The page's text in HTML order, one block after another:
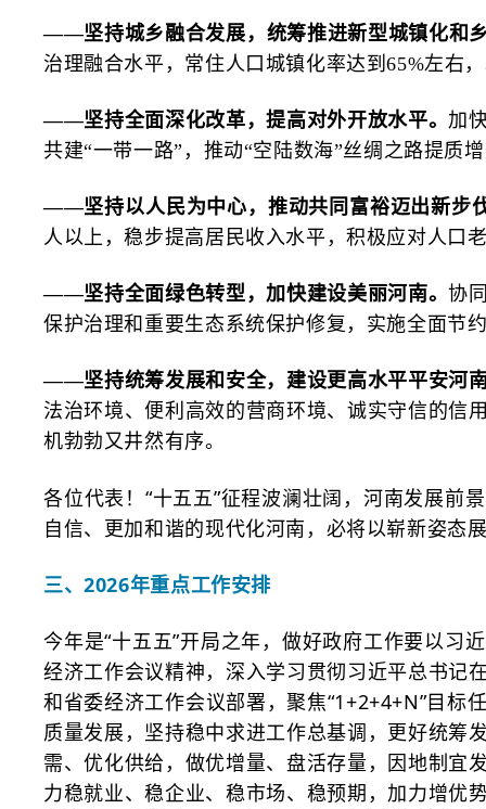
——坚持城乡融合发展，统筹推进新型城镇化和
治理融合水平，常住人口城镇化率达到65%左右
——坚持全面深化改革，提高对外开放水平。 加
共建“一带一路”，推动“空陆数海”丝绸之路提质
——坚持以人民为中心，推动共同富裕迈出新步
人以上，稳步提高居民收入水平，积极应对人口
——坚持全面绿色转型，加快建设美丽河南。协
保护治理和重要生态系统保护修复，实施全面节
——坚持统筹发展和安全，建设更高水平平安河
法治环境、便利高效的营商环境、诚实守信的信
机勃勃又井然有序。
各位代表！ “十五五”征程波澜壮阔，河南发展前
自信、更加和谐的现代化河南，必将以崭新姿态
三、2026年重点工作安排
今年是“十五五”开局之年，做好政府工作要以习
经济工作会议精神，深入学习贯彻习近平总书记
和省委经济工作会议部署，聚焦“1+2+4+N”目
质量发展，坚持稳中求进工作总基调，更好统筹
需、优化供给，做优增量、盘活存量，因地制宜
力稳就业、稳企业、稳市场、稳预期，加力增优